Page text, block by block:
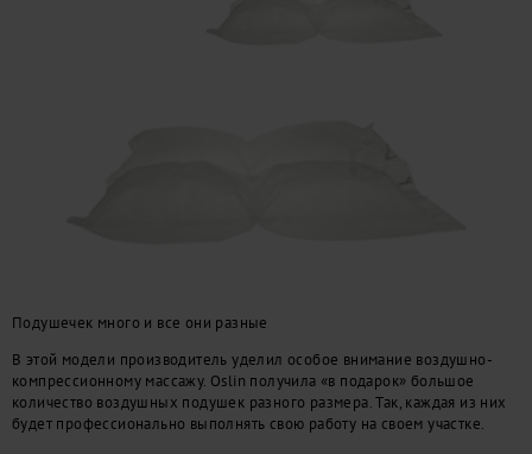
Подушечек много и все они разные
В этой модели производитель уделил особое внимание воздушно-
компрессионному массажу. Oslin получила «в подарок» большое
количество воздушных подушек разного размера. Так, каждая из них
будет профессионально выполнять свою работу на своем участке.